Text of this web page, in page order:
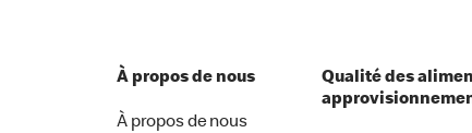
À propos de nous
À propos de nous
Qualité des